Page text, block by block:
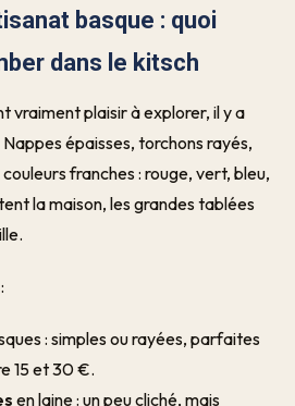
basque : quoi
dans le kitsch
vraiment plaisir à explorer, il y a
Nappes épaisses, torchons rayés,
franches : rouge, vert, bleu,
la maison, les grandes tablées
: simples ou rayées, parfaites
15 et 30 €.
en laine : un peu cliché, mais